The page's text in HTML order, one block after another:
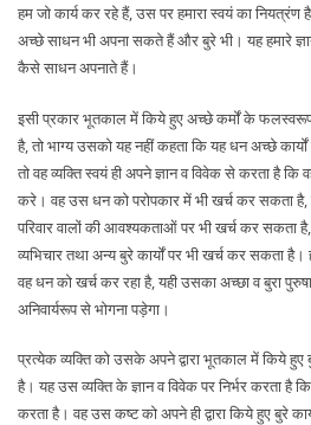
हम जो कार्य कर रहे हैं, उस पर हमारा स्वयं का नियत्रंण
अच्छे साधन भी अपना सकते हैं और बुरे भी। यह हमारे
कैसे साधन अपनाते हैं।
इसी प्रकार भूतकाल में किये हुए अच्छे कर्मों के फलस्वरूप
है, तो भाग्य उसको यह नहीं कहता कि यह धन अच्छे कार्यों
तो वह व्यक्ति स्वयं ही अपने ज्ञान व विवेक से करता है कि
करे। वह उस धन को परोपकार में भी खर्च कर सकता
परिवार वालों की आवश्यकताओं पर भी खर्च कर सकता
व्यभिचार तथा अन्य बुरे कार्यों पर भी खर्च कर सकता
वह धन को खर्च कर रहा है, यही उसका अच्छा व बुरा
अनिवार्यरूप से भोगना पड़ेगा।
प्रत्येक व्यक्ति को उसके अपने द्वारा भूतकाल में किये हुए
है। यह उस व्यक्ति के ज्ञान व विवेक पर निर्भर करता
करता है। वह उस कष्ट को अपने ही द्वारा किये हुए बुरे